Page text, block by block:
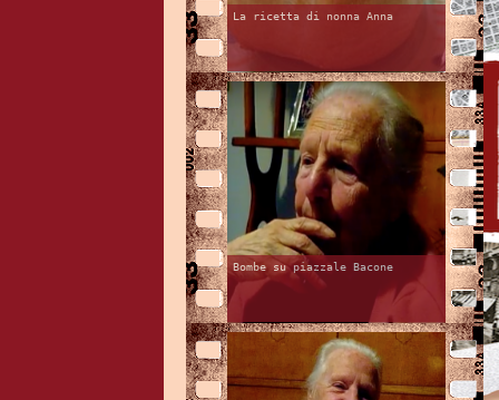
La ricetta di nonna Anna
Bombe su piazzale Bacone